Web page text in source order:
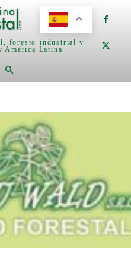
foresto-industrial y
América Latina